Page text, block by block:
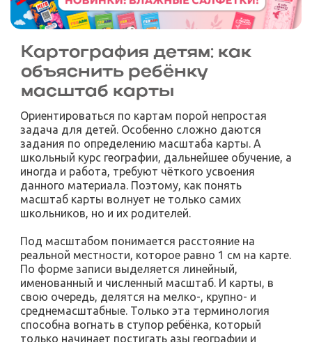
Картография детям: как
объяснить ребёнку
масштаб карты
Ориентироваться по картам порой непростая
задача для детей. Особенно сложно даются
задания по определению масштаба карты. А
школьный курс географии, дальнейшее обучение, а
иногда и работа, требуют чёткого усвоения
данного материала. Поэтому, как понять
масштаб карты волнует не только самих
школьников, но и их родителей.
Под масштабом понимается расстояние на
реальной местности, которое равно 1 см на карте.
По форме записи выделяется линейный,
именованный и численный масштаб. И карты, в
свою очередь, делятся на мелко-, крупно- и
среднемасштабные. Только эта терминология
способна вогнать в ступор ребёнка, который
только начинает постигать азы географии и